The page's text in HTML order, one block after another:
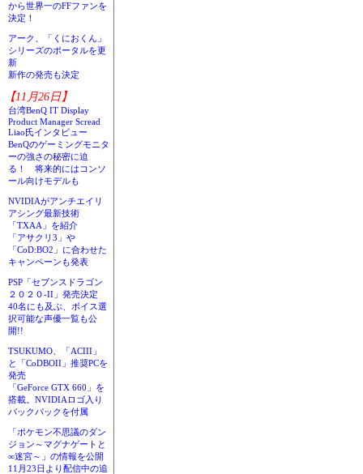
から世界一のFFファンを
決定！
アーク、「くにおくん」
シリーズのポータルを更
新
新作の発売も決定
【11月26日】
台湾BenQ IT Display
Product Manager Scread
Liao氏インタビュー
BenQのゲーミングモニタ
ーの強さの秘密に迫
る！ 将来的にはコンソ
ール向けモデルも
NVIDIAがアンチエイリ
アシング最新技術
「TXAA」を紹介
「アサクリ3」や
「CoD:BO2」に合わせた
キャンペーンも発表
PSP「セブンスドラゴン
２０２０-II」発売決定
40名にも及ぶ、ボイス選
択可能な声優一覧も公
開!!
TSUKUMO、「ACIII」
と「CoDBOII」推奨PCを
発売
「GeForce GTX 660」を
搭載。NVIDIAロゴ入り
バックパックを付属
「ポケモン不思議のダン
ジョン～マグナゲートと
∞迷宮～」の情報を公開
11月23日より配信中の追